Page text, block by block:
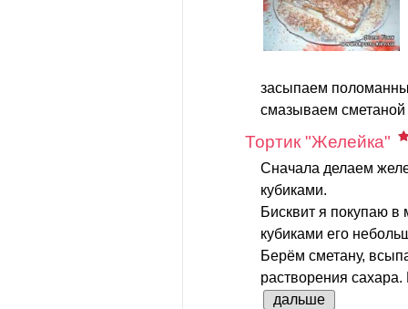
засыпаем
смазываем
Тортик "Желейка"
Сначала делаем
кубиками.
Бисквит я покупаю в
кубиками его
Берём сметану,
растворения
дальше